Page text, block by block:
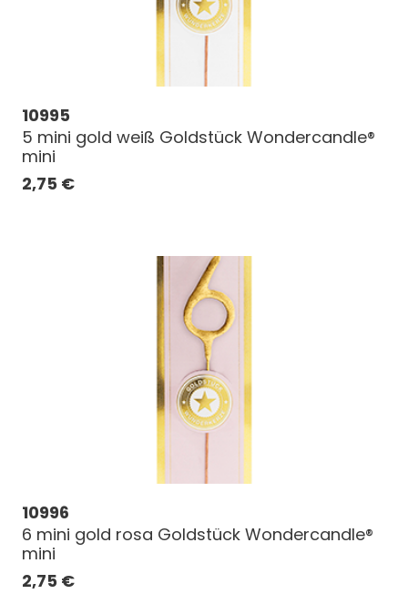
10995
5 mini gold weiß Goldstück Wondercandle®
mini
2,75 €
10996
6 mini gold rosa Goldstück Wondercandle®
mini
2,75 €